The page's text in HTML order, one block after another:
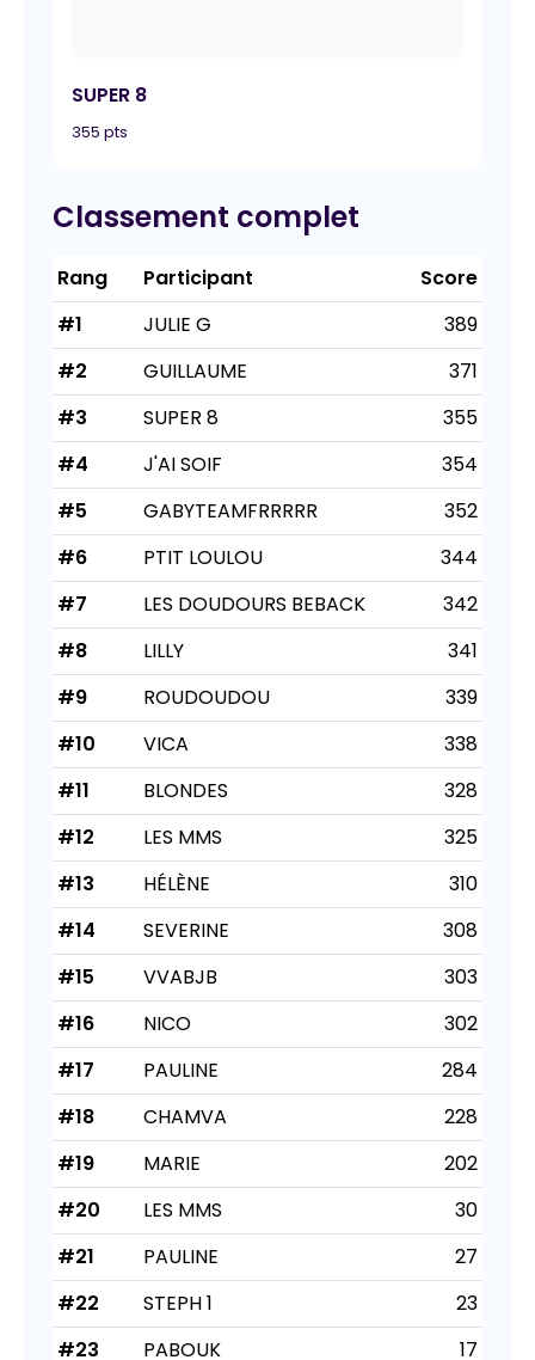
SUPER 8
355 pts
Classement complet
Rang Participant
Score
#1
JULIE G
389
#2
GUILLAUME
371
#3
SUPER 8
355
#4
J'AI SOIF
354
#5
GABYTEAMFRRRRR
352
#6
PTIT LOULOU
344
#7
LES DOUDOURS BEBACK
342
#8
LILLY
341
#9
ROUDOUDOU
339
#10
VICA
338
#11
BLONDES
328
#12
LES MMS
325
#13
HÉLÈNE
310
#14
SEVERINE
308
#15
VVABJB
303
#16
NICO
302
#17
PAULINE
284
#18
CHAMVA
228
#19
MARIE
202
#20
LES MMS
30
#21
PAULINE
27
#22
STEPH 1
23
#23
PABOUK
17